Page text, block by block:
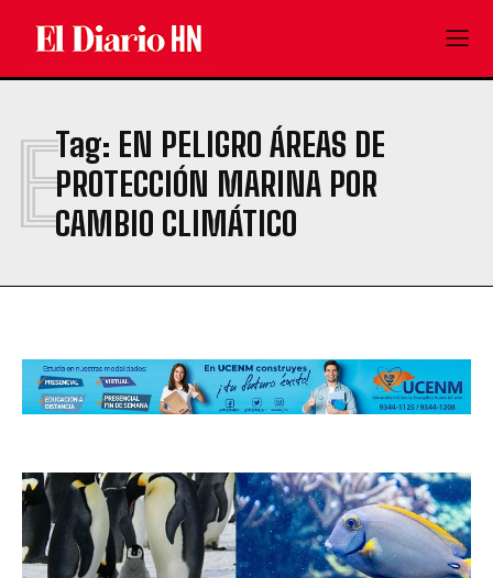
Tag: EN PELIGRO ÁREAS DE
PROTECCIÓN MARINA POR
CAMBIO CLIMÁTICO
E